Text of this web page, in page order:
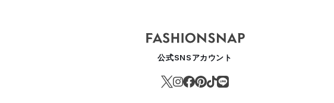
公式SNSアカウント